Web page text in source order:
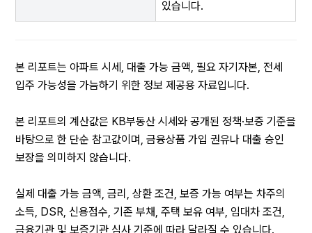
있습니다.
본 리포트는 아파트 시세, 대출 가능 금액, 필요 자기자본, 전세
입주 가능성을 가늠하기 위한 정보 제공용 자료입니다.
본 리포트의 계산값은 KB부동산 시세와 공개된 정책·보증 기준을
바탕으로 한 단순 참고값이며, 금융상품 가입 권유나 대출 승인
보장을 의미하지 않습니다.
실제 대출 가능 금액, 금리, 상환 조건, 보증 가능 여부는 차주의
소득, DSR, 신용점수, 기존 부채, 주택 보유 여부, 임대차 조건,
금융기관 및 보증기관 심사 기준에 따라 달라질 수 있습니다.